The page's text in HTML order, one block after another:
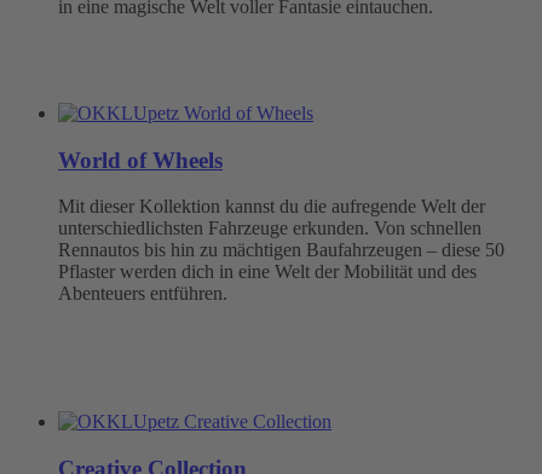
in eine magische Welt voller Fantasie eintauchen.
World of Wheels
Mit dieser Kollektion kannst du die aufregende Welt der
unterschiedlichsten Fahrzeuge erkunden. Von schnellen
Rennautos bis hin zu mächtigen Baufahrzeugen – diese 50
Pflaster werden dich in eine Welt der Mobilität und des
Abenteuers entführen.
Creative Collection